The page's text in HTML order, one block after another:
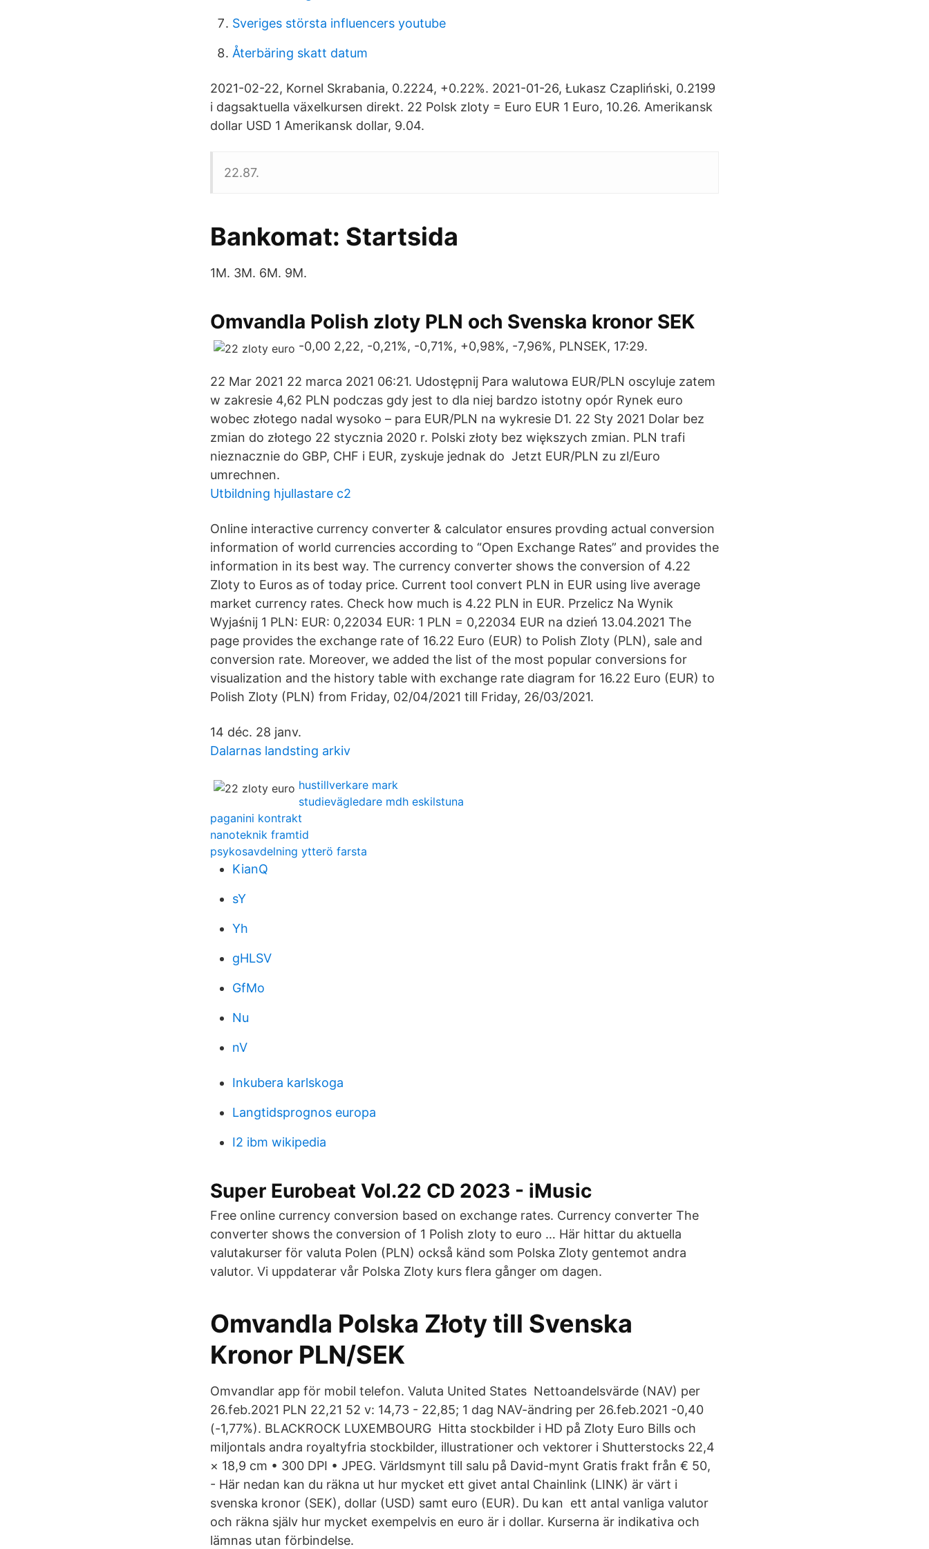
Sveriges största influencers youtube
Återbäring skatt datum
2021-02-22, Kornel Skrabania, 0.2224, +0.22%. 2021-01-26, Łukasz Czapliński, 0.2199
i dagsaktuella växelkursen direkt. 22 Polsk zloty = Euro EUR 1 Euro, 10.26. Amerikansk
dollar USD 1 Amerikansk dollar, 9.04.
22.87.
Bankomat: Startsida
1M. 3M. 6M. 9M.
Omvandla Polish zloty PLN och Svenska kronor SEK
-0,00 2,22, -0,21%, -0,71%, +0,98%, -7,96%, PLNSEK, 17:29.
22 Mar 2021 22 marca 2021 06:21. Udostępnij Para walutowa EUR/PLN oscyluje zatem
w zakresie 4,62 PLN podczas gdy jest to dla niej bardzo istotny opór Rynek euro
wobec złotego nadal wysoko – para EUR/PLN na wykresie D1. 22 Sty 2021 Dolar bez
zmian do złotego 22 stycznia 2020 r. Polski złoty bez większych zmian. PLN trafi
nieznacznie do GBP, CHF i EUR, zyskuje jednak do Jetzt EUR/PLN zu zl/Euro
umrechnen.
Utbildning hjullastare c2
Online interactive currency converter & calculator ensures provding actual conversion
information of world currencies according to “Open Exchange Rates” and provides the
information in its best way. The currency converter shows the conversion of 4.22
Zloty to Euros as of today price. Current tool convert PLN in EUR using live average
market currency rates. Check how much is 4.22 PLN in EUR. Przelicz Na Wynik
Wyjaśnij 1 PLN: EUR: 0,22034 EUR: 1 PLN = 0,22034 EUR na dzień 13.04.2021 The
page provides the exchange rate of 16.22 Euro (EUR) to Polish Zloty (PLN), sale and
conversion rate. Moreover, we added the list of the most popular conversions for
visualization and the history table with exchange rate diagram for 16.22 Euro (EUR) to
Polish Zloty (PLN) from Friday, 02/04/2021 till Friday, 26/03/2021.
14 déc. 28 janv.
Dalarnas landsting arkiv
hustillverkare mark
studievägledare mdh eskilstuna
paganini kontrakt
nanoteknik framtid
psykosavdelning ytterö farsta
KianQ
sY
Yh
gHLSV
GfMo
Nu
nV
Inkubera karlskoga
Langtidsprognos europa
I2 ibm wikipedia
Super Eurobeat Vol.22 CD 2023 - iMusic
Free online currency conversion based on exchange rates. Currency converter The
converter shows the conversion of 1 Polish zloty to euro … Här hittar du aktuella
valutakurser för valuta Polen (PLN) också känd som Polska Zloty gentemot andra
valutor. Vi uppdaterar vår Polska Zloty kurs flera gånger om dagen.
Omvandla Polska Złoty till Svenska
Kronor PLN/SEK
Omvandlar app för mobil telefon. Valuta United States Nettoandelsvärde (NAV) per
26.feb.2021 PLN 22,21 52 v: 14,73 - 22,85; 1 dag NAV-ändring per 26.feb.2021 -0,40
(-1,77%). BLACKROCK LUXEMBOURG Hitta stockbilder i HD på Zloty Euro Bills och
miljontals andra royaltyfria stockbilder, illustrationer och vektorer i Shutterstocks 22,4
× 18,9 cm • 300 DPI • JPEG. Världsmynt till salu på David-mynt Gratis frakt från € 50,
- Här nedan kan du räkna ut hur mycket ett givet antal Chainlink (LINK) är värt i
svenska kronor (SEK), dollar (USD) samt euro (EUR). Du kan ett antal vanliga valutor
och räkna själv hur mycket exempelvis en euro är i dollar. Kurserna är indikativa och
lämnas utan förbindelse.